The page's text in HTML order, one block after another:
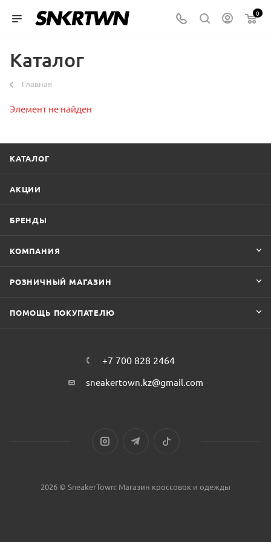
0
Каталог
Главная
Элемент не найден
КАТАЛОГ
АКЦИИ
БРЕНДЫ
КОМПАНИЯ
РОЗНИЧНЫЙ МАГАЗИН
ПОМОЩЬ ПОКУПАТЕЛЮ
+7 700 828 2464
sneakertown.kz@gmail.com
2026 © SneakerTown: Магазин кроссовок и одежды